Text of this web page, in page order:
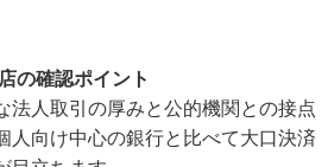
の確認ポイント
法人取引の厚みと公的機関との接点
人向け中心の銀行と比べて大口決済